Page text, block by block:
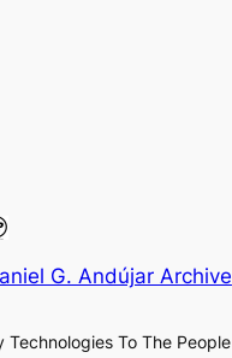
G. Andújar Archive
Technologies To The People